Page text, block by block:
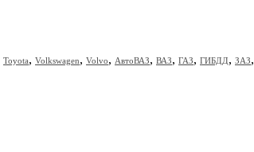
Toyota, Volkswagen, Volvo, АвтоВАЗ, ВАЗ, ГАЗ, ГИБДД, ЗАЗ,